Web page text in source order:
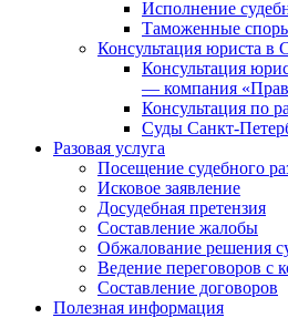
Исполнение
Таможенные
Консультация юриста в
Консультация
— компания
Консультация по
Суды Санкт-
Разовая услуга
Посещение судебного
Исковое заявление
Досудебная претензия
Составление жалобы
Обжалование решения
Ведение переговоров с
Составление договоров
Полезная информация